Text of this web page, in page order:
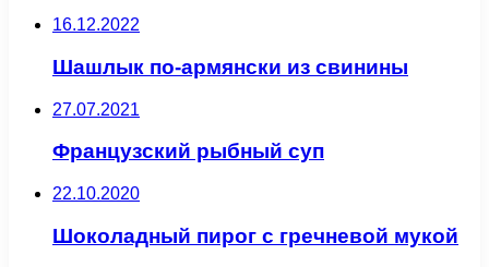
16.12.2022
Шашлык по-армянски из свинины
27.07.2021
Французский рыбный суп
22.10.2020
Шоколадный пирог с гречневой мукой